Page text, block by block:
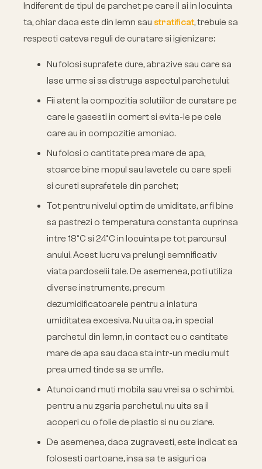
Indiferent de tipul de parchet pe care il ai in locuinta
ta, chiar daca este din lemn sau stratificat, trebuie sa
respecti cateva reguli de curatare si igienizare:
Nu folosi suprafete dure, abrazive sau care sa
lase urme si sa distruga aspectul parchetului;
Fii atent la compozitia solutiilor de curatare pe
care le gasesti in comert si evita-le pe cele
care au in compozitie amoniac.
Nu folosi o cantitate prea mare de apa,
stoarce bine mopul sau lavetele cu care speli
si cureti suprafetele din parchet;
Tot pentru nivelul optim de umiditate, ar fi bine
sa pastrezi o temperatura constanta cuprinsa
intre 18°C si 24°C in locuinta pe tot parcursul
anului. Acest lucru va prelungi semnificativ
viata pardoselii tale. De asemenea, poti utiliza
diverse instrumente, precum
dezumidificatoarele pentru a inlatura
umiditatea excesiva. Nu uita ca, in special
parchetul din lemn, in contact cu o cantitate
mare de apa sau daca sta intr-un mediu mult
prea umed tinde sa se umfle.
Atunci cand muti mobila sau vrei sa o schimbi,
pentru a nu zgaria parchetul, nu uita sa il
acoperi cu o folie de plastic si nu cu ziare.
De asemenea, daca zugravesti, este indicat sa
folosesti cartoane, insa sa te asiguri ca